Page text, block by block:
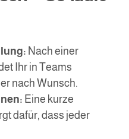
Nach einer
Ihr in Teams
nach Wunsch.
Eine kurze
dafür, dass jeder